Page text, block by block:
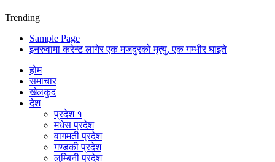
Trending
Sample Page
इनरुवामा करेन्ट लागेर एक मजदुरको मृत्यु, एक गम्भीर घाइते
होम
समाचार
खेलकुद
देश
प्रदेश १
मधेस प्रदेश
वागमती प्रदेश
गण्डकी प्रदेश
लुम्बिनी प्रदेश